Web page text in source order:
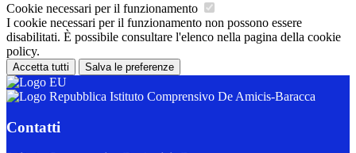
Cookie necessari per il funzionamento
I cookie necessari per il funzionamento non possono essere
disabilitati. È possibile consultare l'elenco nella pagina della cookie
policy.
Accetta tutti Salva le preferenze
Istituto Comprensivo De Amicis-Baracca
Contatti